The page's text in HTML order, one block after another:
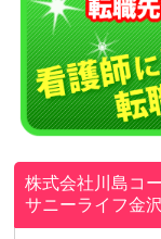
株式会社川島コ
サニーライフ金